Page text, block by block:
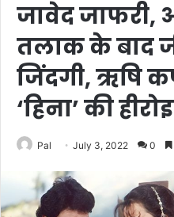
जावेद जाफरी,
तलाक के बाद
जिंदगी, ऋषि
‘हिना’ की
Pal July 3, 2022 0